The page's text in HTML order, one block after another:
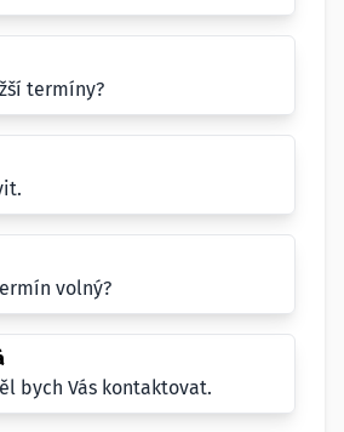
termíny?
volný?
bych Vás kontaktovat.